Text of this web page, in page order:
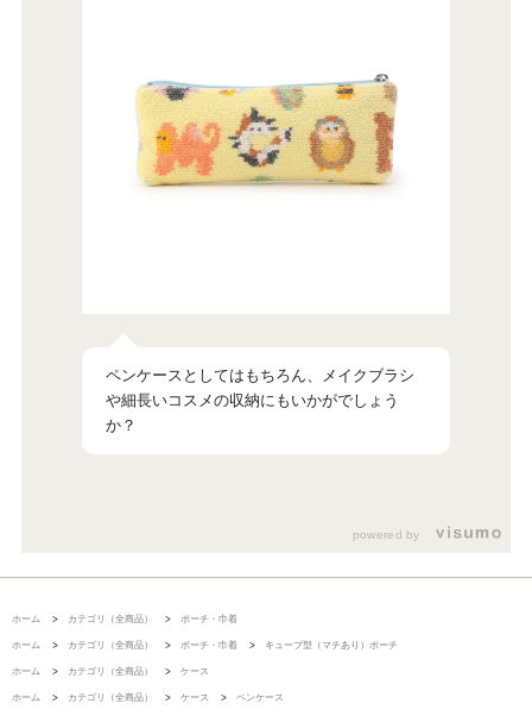
ペンケースとしてはもちろん、メイクブラシ
細長いコスメの収納にもいかがでしょう
か？
powered by
ホーム > カテゴリ（全商品） > ポーチ・巾着
ホーム > カテゴリ（全商品） > ポーチ・巾着 > キューブ型（マチあり）ポーチ
ホーム > カテゴリ（全商品） > ケース
ホーム > カテゴリ（全商品） > ケース > ペンケース